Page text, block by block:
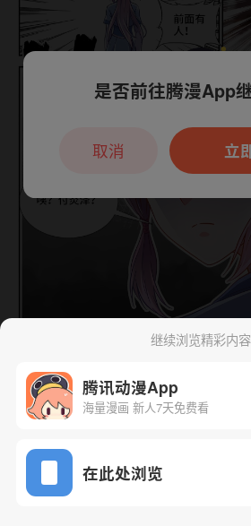
下一话 腾漫
继续浏览精彩内容
腾讯动漫App
海量漫画 新人7天免费看
在此处浏览
本章节仅支持App阅读，可
户7天免费看
是否前往腾漫App
立
取消